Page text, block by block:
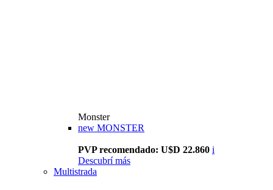
Monster
new MONSTER
PVP recomendado: U$D 22.860 i
Descubrí más
Multistrada